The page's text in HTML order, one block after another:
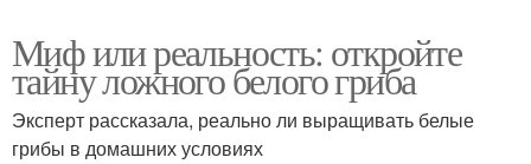
Миф или реальность: откройте
тайну ложного белого гриба
Эксперт рассказала, реально ли выращивать белые
грибы в домашних условиях